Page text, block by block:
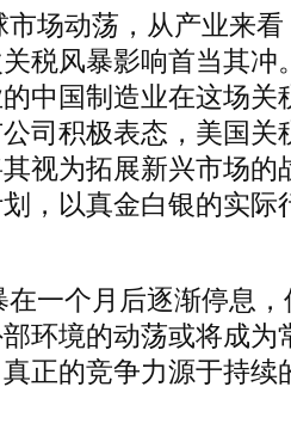
市场动荡，从产业来
税风暴影响首当其冲
中国制造业在这场关
司积极表态，美国关
视为拓展新兴市场的
，以真金白银的实际
一个月后逐渐停息
环境的动荡或将成为
正的竞争力源于持续